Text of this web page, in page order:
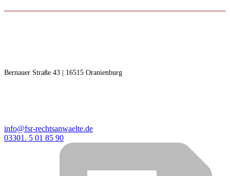
Bernauer Straße 43 | 16515 Oranienburg
info@fsr-rechtsanwaelte.de
03301. 5 01 85 90